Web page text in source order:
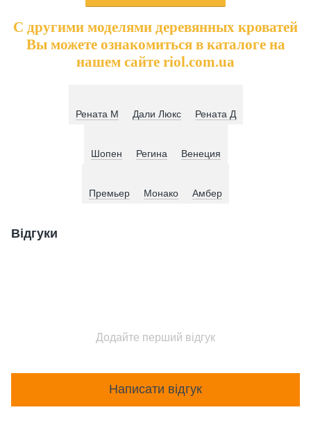
С другими моделями деревянных кроватей
Вы можете ознакомиться в каталоге на
нашем сайте riol.com.ua
Рената М Дали Люкс Рената Д
Шопен Регина Венеция
Премьер Монако Амбер
Відгуки
Додайте перший відгук
Написати відгук